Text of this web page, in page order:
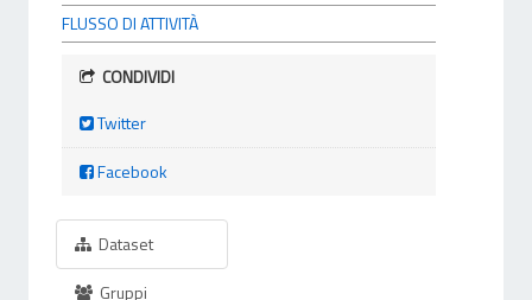
FLUSSO DI ATTIVITÀ
CONDIVIDI
Twitter
Facebook
Dataset
Gruppi